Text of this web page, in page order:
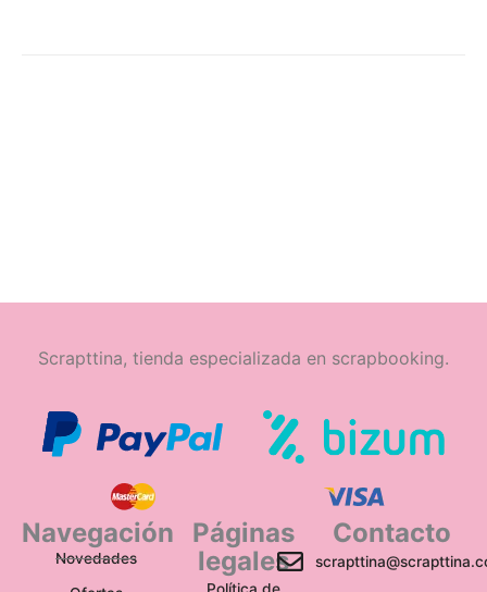
Scrapttina, tienda especializada en scrapbooking.
Navegación
Novedades
Páginas
legales
Contacto